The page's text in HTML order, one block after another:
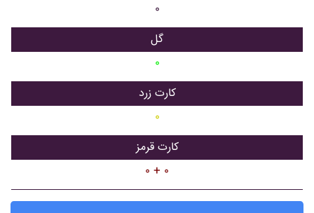
۰
گل
۰
کارت زرد
۰
کارت قرمز
۰ + ۰